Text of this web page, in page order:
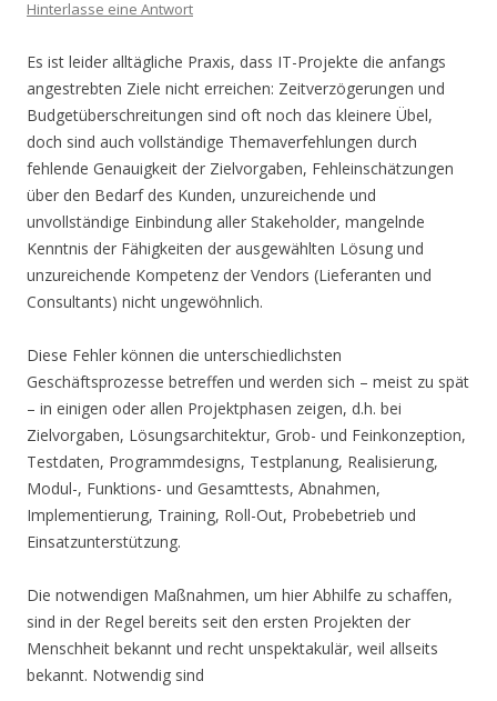
Hinterlasse eine Antwort
Es ist leider alltägliche Praxis, dass IT-Projekte die anfangs
angestrebten Ziele nicht erreichen: Zeitverzögerungen und
Budgetüberschreitungen sind oft noch das kleinere Übel,
doch sind auch vollständige Themaverfehlungen durch
fehlende Genauigkeit der Zielvorgaben, Fehleinschätzungen
über den Bedarf des Kunden, unzureichende und
unvollständige Einbindung aller Stakeholder, mangelnde
Kenntnis der Fähigkeiten der ausgewählten Lösung und
unzureichende Kompetenz der Vendors (Lieferanten und
Consultants) nicht ungewöhnlich.
Diese Fehler können die unterschiedlichsten
Geschäftsprozesse betreffen und werden sich – meist zu spät
– in einigen oder allen Projektphasen zeigen, d.h. bei
Zielvorgaben, Lösungsarchitektur, Grob- und Feinkonzeption,
Testdaten, Programmdesigns, Testplanung, Realisierung,
Modul-, Funktions- und Gesamttests, Abnahmen,
Implementierung, Training, Roll-Out, Probebetrieb und
Einsatzunterstützung.
Die notwendigen Maßnahmen, um hier Abhilfe zu schaffen,
sind in der Regel bereits seit den ersten Projekten der
Menschheit bekannt und recht unspektakulär, weil allseits
bekannt. Notwendig sind